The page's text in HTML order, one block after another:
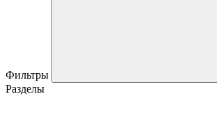
Фильтры
Разделы